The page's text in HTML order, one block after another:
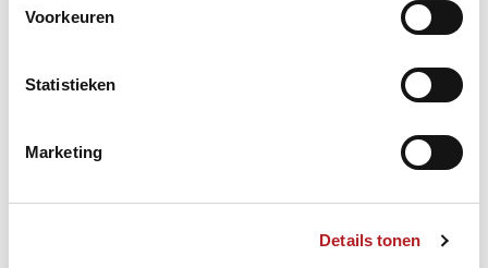
Voorkeuren
Statistieken
Marketing
Details tonen